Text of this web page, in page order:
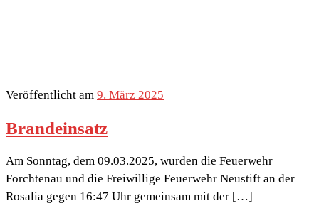
Veröffentlicht am 9. März 2025
Brandeinsatz
Am Sonntag, dem 09.03.2025, wurden die Feuerwehr
Forchtenau und die Freiwillige Feuerwehr Neustift an der
Rosalia gegen 16:47 Uhr gemeinsam mit der […]